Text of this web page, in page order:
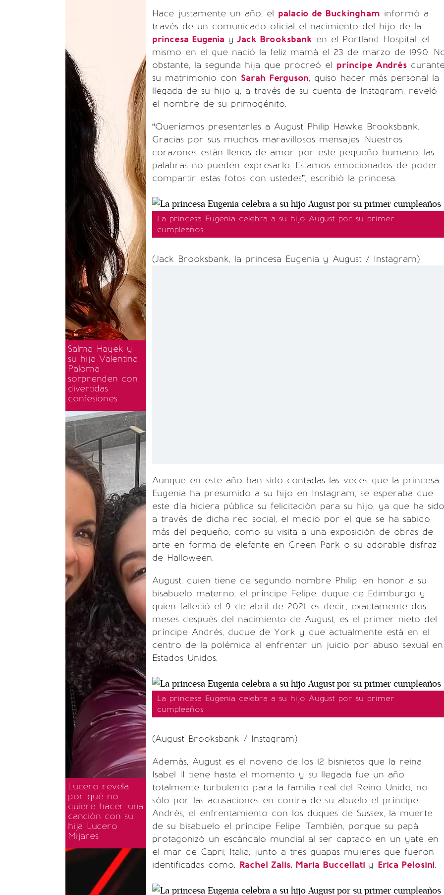
Salma Hayek y
su hija Valentina
Paloma
sorprenden con
divertidas
confesiones
Lucero revela
por qué no
quiere hacer una
canción con su
hija Lucero
Mijares
Hace justamente un año, el palacio de Buckingham informó a
través de un comunicado oficial el nacimiento del hijo de la
princesa Eugenia y Jack Brooksbank en el Portland Hospital, el
mismo en el que nació la feliz mamá el 23 de marzo de 1990.
obstante, la segunda hija que procreó el príncipe Andrés durante
su matrimonio con Sarah Ferguson, quiso hacer más personal la
llegada de su hijo y, a través de su cuenta de Instagram, reveló
el nombre de su primogénito.
“Queríamos presentarles a August Philip Hawke Brooksbank.
Gracias por sus muchos maravillosos mensajes. Nuestros
corazones están llenos de amor por este pequeño humano, las
palabras no pueden expresarlo. Estamos emocionados de poder
compartir estas fotos con ustedes”, escribió la princesa.
La princesa Eugenia celebra a su hijo August por su primer
cumpleaños
(Jack Brooksbank, la princesa Eugenia y August / Instagram)
Aunque en este año han sido contadas las veces que la princesa
Eugenia ha presumido a su hijo en Instagram, se esperaba que
este día hiciera pública su felicitación para su hijo, ya que ha sido
a través de dicha red social, el medio por el que se ha sabido
más del pequeño, como su visita a una exposición de obras de
arte en forma de elefante en Green Park o su adorable disfraz
de Halloween.
August, quien tiene de segundo nombre Philip, en honor a su
bisabuelo materno, el príncipe Felipe, duque de Edimburgo y
quien falleció el 9 de abril de 2021, es decir, exactamente dos
meses después del nacimiento de August, es el primer nieto del
príncipe Andrés, duque de York y que actualmente está en el
centro de la polémica al enfrentar un juicio por abuso sexual en
Estados Unidos.
La princesa Eugenia celebra a su hijo August por su primer
cumpleaños
(August Brooksbank / Instagram)
Además, August es el noveno de los 12 bisnietos que la reina
Isabel II tiene hasta el momento y su llegada fue un año
totalmente turbulento para la familia real del Reino Unido, no
sólo por las acusaciones en contra de su abuelo el príncipe
Andrés, el enfrentamiento con los duques de Sussex, la muerte
de su bisabuelo el príncipe Felipe. También, porque su papá,
protagonizó un escándalo mundial al ser captado en un yate en
el mar de Capri, Italia, junto a tres guapas mujeres que fueron
identificadas como: Rachel Zalis, Maria Buccellati y Erica Pelosini.